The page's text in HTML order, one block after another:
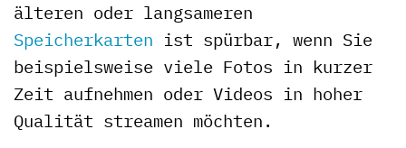
älteren oder langsameren
Speicherkarten ist spürbar, wenn Sie
beispielsweise viele Fotos in kurzer
Zeit aufnehmen oder Videos in hoher
Qualität streamen möchten.